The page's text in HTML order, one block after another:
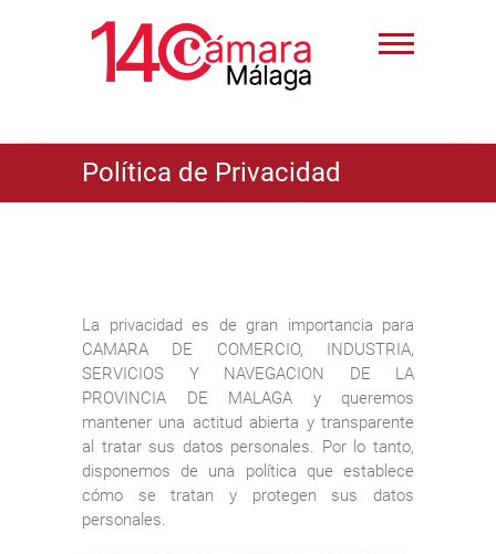
Política de Privacidad
La privacidad es de gran importancia para
CAMARA DE COMERCIO, INDUSTRIA,
SERVICIOS Y NAVEGACION DE LA
PROVINCIA DE MALAGA y queremos
mantener una actitud abierta y transparente
al tratar sus datos personales. Por lo tanto,
disponemos de una política que establece
cómo se tratan y protegen sus datos
personales.